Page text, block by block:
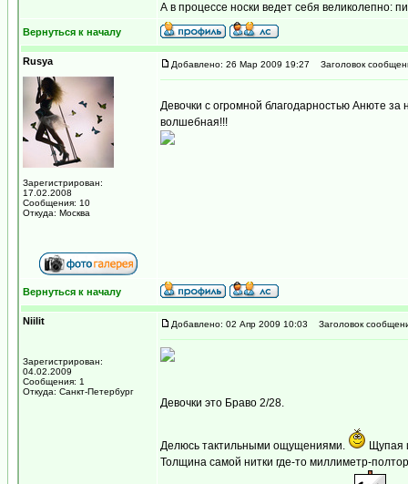
А в процессе носки ведет себя великолепно:
Вернуться к началу
Rusya
Зарегистрирован:
17.02.2008
Сообщения: 10
Откуда: Москва
Добавлено: 26 Мар 2009 19:27 Заголовок
Девочки с огромной благодарностью Анюте за
волшебная!!!
Вернуться к началу
Niilit
Зарегистрирован:
04.02.2009
Сообщения: 1
Откуда: Санкт-Петербург
Добавлено: 02 Апр 2009 10:03 Заголовок
Девочки это Браво 2/28.
Делюсь тактильными ощущениями.
Щупая
Толщина самой нитки где-то миллиметр-